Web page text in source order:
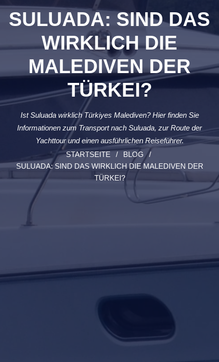
SULUADA: SIND DAS
WIRKLICH DIE
MALEDIVEN DER
TÜRKEI?
Ist Suluada wirklich Türkiyes Malediven? Hier finden Sie
Informationen zum Transport nach Suluada, zur Route der
Yachttour und einen ausführlichen Reiseführer.
STARTSEITE
BLOG
SULUADA: SIND DAS WIRKLICH DIE MALEDIVEN DER
TÜRKEI?